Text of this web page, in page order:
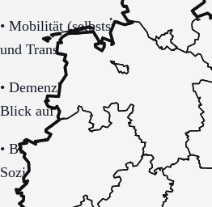
• Mobilität (selbstständig,
und Transferbedarf.
• Demenzbezogene
Blick auf Sicherheitsaspekte.
• Budget-/Kostenträgerrahmen
Sozialhilfe möglich).